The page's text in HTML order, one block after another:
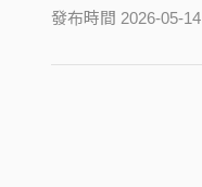
發布時間 2026-05-14